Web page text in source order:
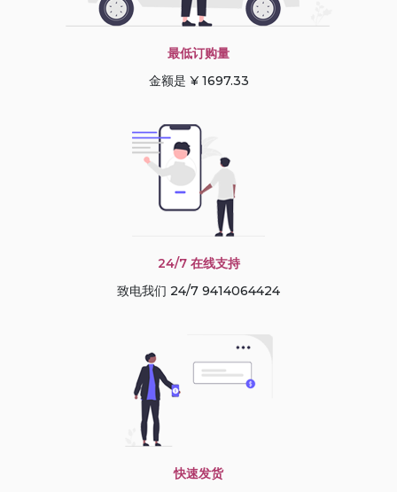
最低订购量
金额是 ¥ 1697.33
24/7 在线支持
致电我们 24/7 9414064424
快速发货